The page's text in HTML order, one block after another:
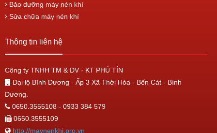
Bảo dưỡng máy nén khí
Sửa chữa máy nén khí
Thông tin liên hệ
Công ty TNHH TM & DV - KT PHÚ TÍN
Đại lộ Bình Dương - Ấp 3 Xã Thới Hòa - Bến Cát - Bình
Dương.
0650.3555108 - 0933 384 579
0650.3555109
http://maynenkhi.pro.vn